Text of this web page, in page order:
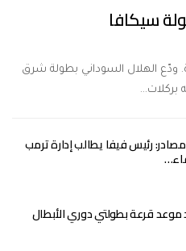
سيكافا
ودّع الهلال السوداني بطولة شرق
بركلات…
رئيس فيفا يطالب إدارة ترمب
قرعة بطولتي دوري الأبطال